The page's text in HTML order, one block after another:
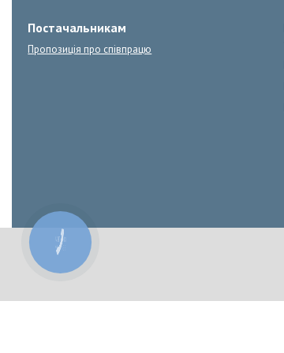
Постачальникам
Пропозиція про співпрацю
КНОПКА
ЗВ'ЯЗКУ